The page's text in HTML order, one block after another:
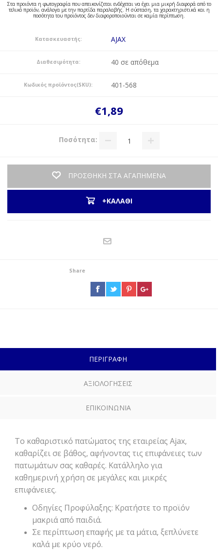
Στα προιόντα η φωτογραφία που απεικονίζεται ενδέχεται να έχει μια μικρή διαφορά από το
τελικό προϊόν, ανάλογα με την παρτίδα παραλαβής. Η σύσταση, τα χαρακτηριστικά και η
ποσότητα του προϊόντος δεν διαφοροποιούνται σε καμία περίπτωση.
Κατασκευαστής: AJAX
Διαθεσιμότητα: 40 σε απόθεμα
Κωδικός προϊόντος(SKU): 401-568
€1,89
Ποσότητα:
ΠΡΟΣΘΗΚΗ ΣΤΑ ΑΓΑΠΗΜΕΝΑ
+ΚΑΛΑΘΙ
Share
ΠΕΡΙΓΡΑΦΗ
ΑΞΙΟΛΟΓΗΣΕΙΣ
ΕΠΙΚΟΙΝΩΝΙΑ
Το καθαριστικό πατώματος της εταιρείας Ajax,
καθαρίζει σε βάθος, αφήνοντας τις επιφάνειες των
πατωμάτων σας καθαρές. Κατάλληλο για
καθημερινή χρήση σε μεγάλες και μικρές
επιφάνειες.
Οδηγίες Προφύλαξης: Κρατήστε το προϊόν
μακριά από παιδιά.
Σε περίπτωση επαφής με τα μάτια, ξεπλύνετε
καλά με κρύο νερό.